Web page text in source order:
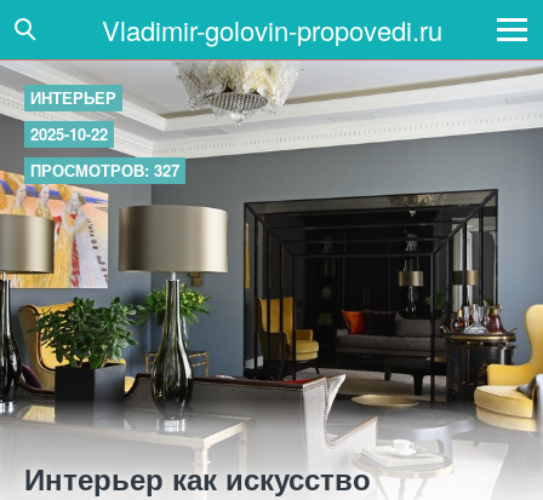
Vladimir-golovin-propovedi.ru
ИНТЕРЬЕР
2025-10-22
ПРОСМОТРОВ: 327
Интерьер как искусство